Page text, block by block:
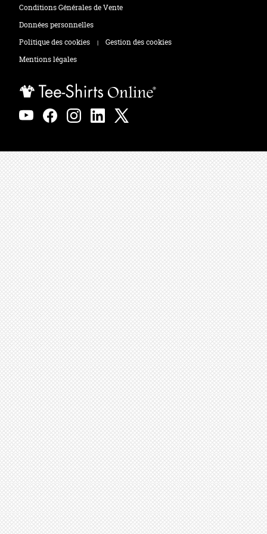
Zones de marquage
Polos
Sweats
Conditions Générales de Vente
Données personnelles
Politique des cookies
|
Gestion des cookies
Mentions légales